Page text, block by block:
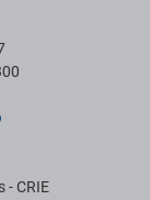
- CRIE